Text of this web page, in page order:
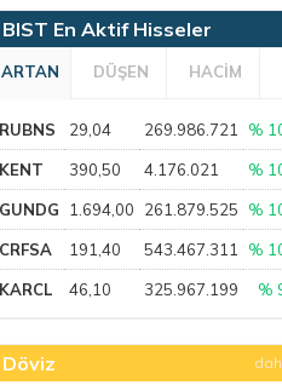
BIST En Aktif Hisseler
ARTAN DÜŞEN HACİM
RUBNS 29,04 269.986.721 %
KENT 390,50 4.176.021 %
GUNDG 1.694,00 261.879.525 %
CRFSA 191,40 543.467.311 %
KARCL 46,10 325.967.199 %
Döviz